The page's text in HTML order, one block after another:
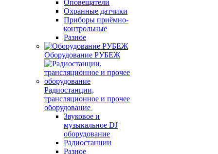
Оповещатели
Охранные датчики
Приборы приёмно-
контрольные
Разное
Оборудование РУБЕЖ
Радиостанции,
трансляционное и прочее
оборудование
Звуковое и
музыкальное DJ
оборудование
Радиостанции
Разное